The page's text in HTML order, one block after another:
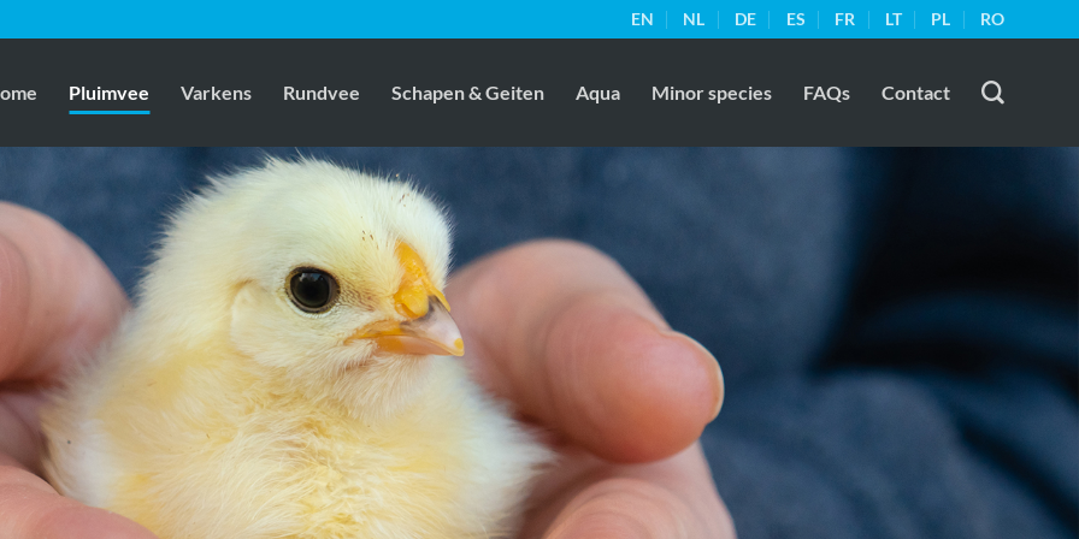
EN NL DE ES FR LT PL RO
Pluimvee Varkens Rundvee Schapen & Geiten Aqua Minor species FAQs Contact